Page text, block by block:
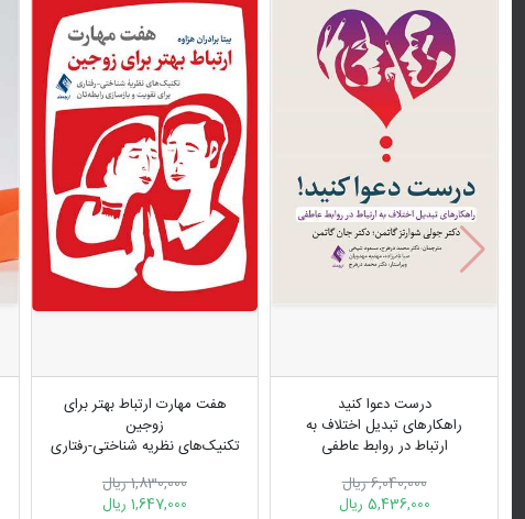
درست دعوا کنید
راهکارهای تبدیل اختلاف به
ارتباط در روابط عاطفی
6,040,000 ریال
5,436,000 ریال
هفت مهارت ارتباط بهتر برای
زوجین
تکنیک‌های نظریه شناختی-رفتاری
1,830,000 ریال
1,647,000 ریال